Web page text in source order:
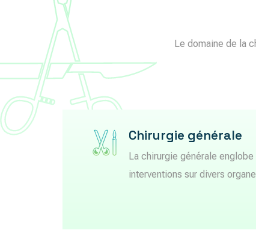
Le domaine de la
Chirurgie générale
La chirurgie générale englobe
interventions sur divers